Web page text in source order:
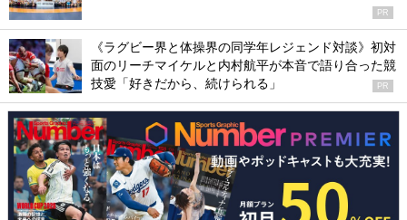
PR
《ラグビー界と体操界の同学年レジェンド対談》初対
面のリーチマイケルと内村航平が本音で語り合った競
技愛「好きだから、続けられる」
PR